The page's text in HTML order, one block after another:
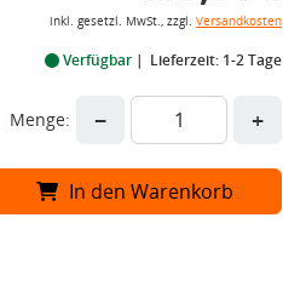
inkl. gesetzl. MwSt., zzgl. Versandkosten
Verfügbar Lieferzeit: 1-2 Tage
Menge: − +
In den Warenkorb